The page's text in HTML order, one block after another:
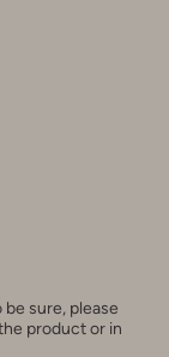
sure, please
product or in